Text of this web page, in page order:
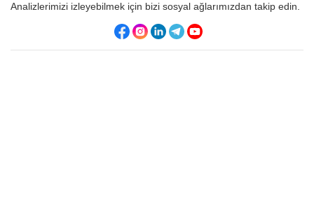
Analizlerimizi izleyebilmek için bizi sosyal ağlarımızdan takip edin.